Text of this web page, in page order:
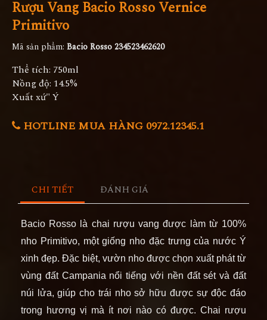
Rượu Vang Bacio Rosso Vernice
Primitivo
Mã sản phẩm: Bacio Rosso 234523462620
Thể tích: 750ml
Nồng độ: 14.5%
Xuất xứ" Ý
HOTLINE MUA HÀNG 0972.12345.1
CHI TIẾT ĐÁNH GIÁ
Bacio Rosso là chai rượu vang được làm từ 100%
nho Primitivo, một giống nho đặc trưng của nước Ý
xinh đẹp. Đặc biệt, vườn nho được chọn xuất phát từ
vùng đất Campania nổi tiếng với nền đất sét và đất
núi lửa, giúp cho trái nho sở hữu được sự độc đáo
trong hương vị mà ít nơi nào có được. Chai rượu